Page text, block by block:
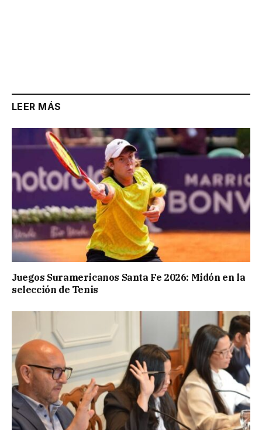
LEER MÁS
Juegos Suramericanos Santa Fe 2026: Midón en la
selección de Tenis